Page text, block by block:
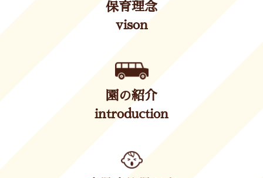
保育理念
vison
園の紹介
introduction